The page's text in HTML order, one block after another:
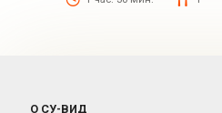
О СУ-ВИД